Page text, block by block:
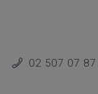
02 507 07 87